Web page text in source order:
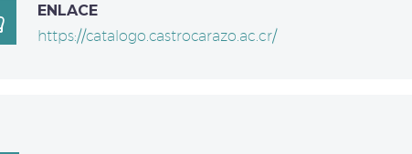
ENLACE
https://catalogo.castrocarazo.ac.cr/